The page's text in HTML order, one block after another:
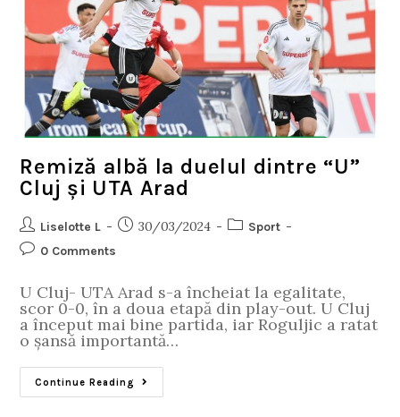
Remiză albă la duelul dintre “U”
Cluj și UTA Arad
Liselotte L 30/03/2024
Sport
0 Comments
U Cluj- UTA Arad s-a încheiat la egalitate,
scor 0-0, în a doua etapă din play-out. U Cluj
a început mai bine partida, iar Roguljic a ratat
o șansă importantă…
Continue Reading